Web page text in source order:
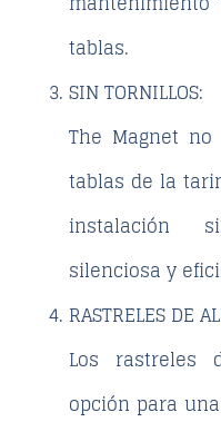
tablas.
SIN TORNILLOS:
The Magnet
tablas de la
instalación
silenciosa y
RASTRELES DE
Los rastreles
opción para